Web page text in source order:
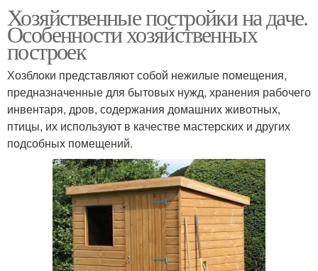
Хозяйственные постройки на даче.
Особенности хозяйственных
построек
Хозблоки представляют собой нежилые помещения,
предназначенные для бытовых нужд, хранения рабочего
инвентаря, дров, содержания домашних животных,
птицы, их используют в качестве мастерских и других
подсобных помещений.